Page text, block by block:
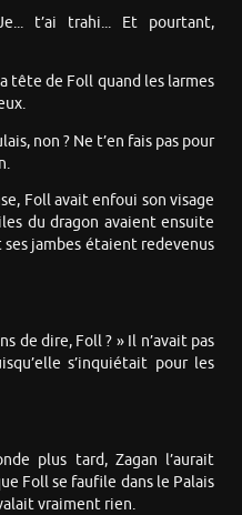
t’ai trahi... Et pourtant,
tête de Foll quand les larmes
non ? Ne t’en fais pas pour
Foll avait enfoui son visage
du dragon avaient ensuite
ses jambes étaient redevenus
de dire, Foll ? » Il n’avait pas
s’inquiétait pour les
plus tard, Zagan l’aurait
Foll se faufile dans le Palais
vraiment rien.